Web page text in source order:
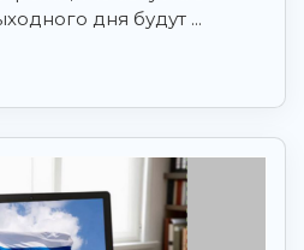
дня будут ...